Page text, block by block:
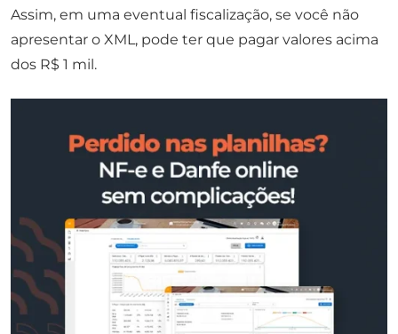
Assim, em uma eventual fiscalização, se você não
apresentar o XML, pode ter que pagar valores acima
dos R$ 1 mil.